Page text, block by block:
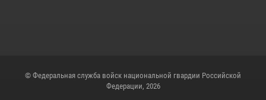
© Федеральная служба войск национальной гвардии Российской
Федерации, 2026